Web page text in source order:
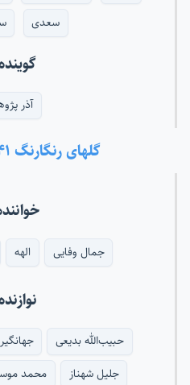
سعدی
آذر
گلهای رنگارنگ ۵۴۱ب - افشاری
جمال وفایی الهه
حبیب‌الله بدیعی
جلیل شهناز
محمد